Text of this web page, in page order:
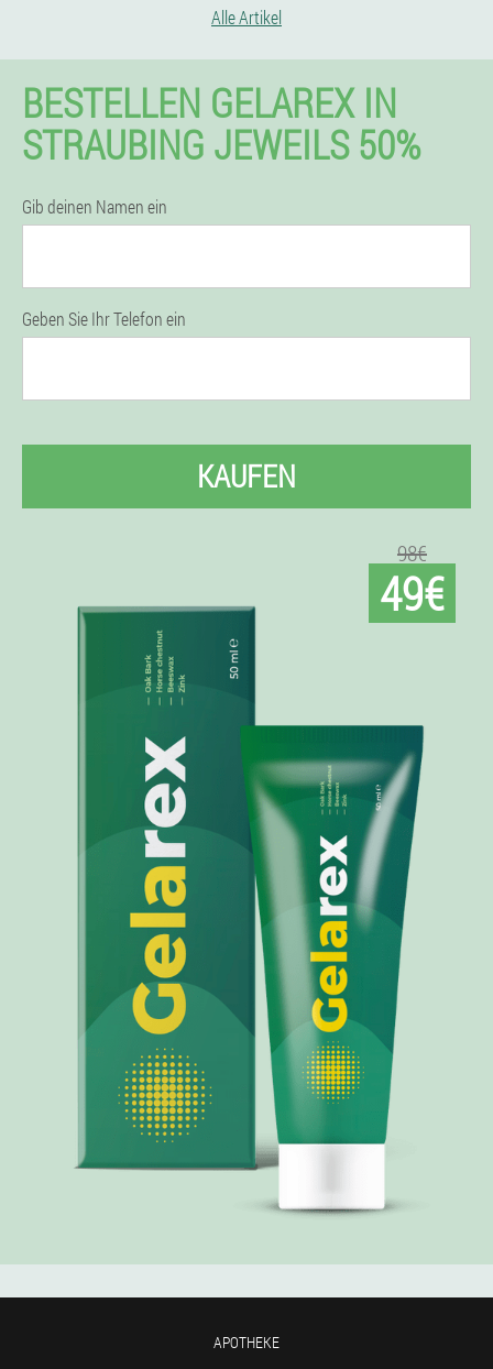
Alle Artikel
BESTELLEN GELAREX IN
STRAUBING JEWEILS 50%
Gib deinen Namen ein
Geben Sie Ihr Telefon ein
KAUFEN
98€
49€
APOTHEKE